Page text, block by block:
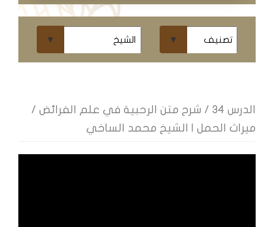
ومحاضرات
المباشر
الكتب
الدرس 34 / شرح متن الرحبية في علم الفرائض /
ميراث الحمل | الشيخ محمد الساخي